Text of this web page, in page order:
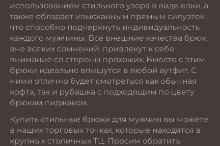
использованием стильного узора в виде елки, а
также обладает изысканным прямым силуэтом,
что способно подчеркнуть индивидуальность
каждого мужчины. Все внешние качества брюк,
вне всяких сомнений, привлекут к себе
внимание со стороны прохожих. Вместе с этим
брюки идеально впишутся в любой аутфит. С
ними отлично будет смотреться как обычная
кофта, так и рубашка с подходящим по цвету
брюкам пиджаком.
Купить стильные брюки для мужчин вы можете
в наших торговых точках, которые находятся в
крупных столичных ТЦ. Просим обратить